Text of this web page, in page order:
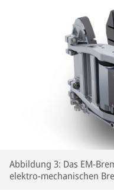
Abbildung 3: Das EM-
elektro-mechanischen